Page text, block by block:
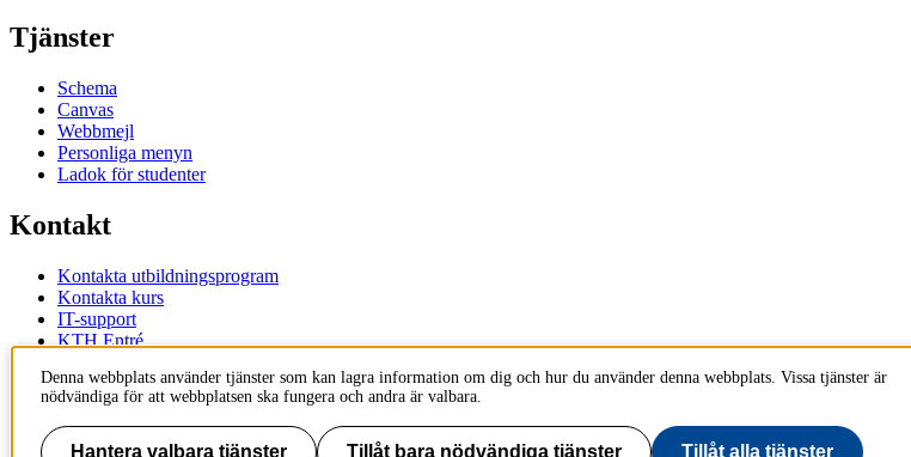
Tjänster
Schema
Canvas
Webbmejl
Personliga menyn
Ladok för studenter
Kontakt
Kontakta utbildningsprogram
Kontakta kurs
IT-support
KTH Entré
KTH
100 44 Stockholm
+46 8 790 60 00
Denna webbplats använder tjänster som kan lagra information om dig och hur du använder denna webbplats. Vissa tjänster är
nödvändiga för att webbplatsen ska fungera och andra är valbara.
Hantera valbara tjänster Tillåt bara nödvändiga tjänster Tillåt alla tjänster